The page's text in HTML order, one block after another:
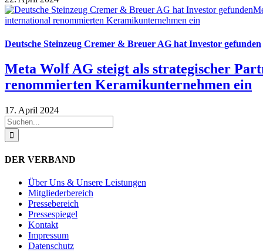
Deutsche Steinzeug Cremer & Breuer AG hat Investor gefunden
Meta Wolf AG steigt als strategischer
renommierten Keramikunternehmen ein
17. April 2024
Suche
nach:
DER VERBAND
Über Uns & Unsere Leistungen
Mitgliederbereich
Pressebereich
Pressespiegel
Kontakt
Impressum
Datenschutz